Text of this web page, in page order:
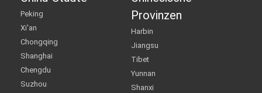
Peking
Xi'an
Chongqing
Shanghai
Chengdu
Suzhou
Provinzen
Harbin
Jiangsu
Tibet
Yunnan
Shanxi